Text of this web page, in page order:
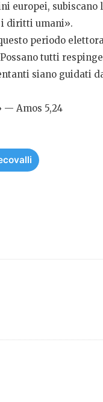
europei, subiscano
i diritti umani».
periodo
tutti
siano guidati
— Amos 5,24